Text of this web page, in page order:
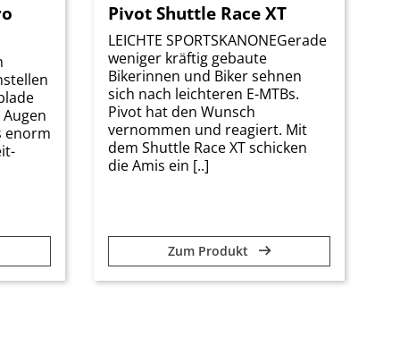
enorm
Pivot Shuttle Race XT
LEICHTE SPORTSKANONEGerade
weniger kräftig gebaute
Bikerinnen und Biker sehnen
sich nach leichteren E-MTBs.
Pivot hat den Wunsch
vernommen und reagiert. Mit
dem Shuttle Race XT schicken
die Amis ein [..]
Zum Produkt